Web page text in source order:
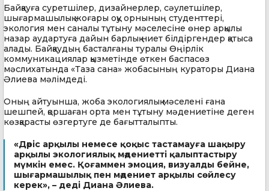
Байқауға суретшілер, дизайнерлер, сәулетшілер,
шығармашылық жоғары оқу орнының студенттері,
экология мен саналы тұтыну мәселесіне өнер арқылы
назар аудартуға дайын барлық ниет білдіргендер қатыса
алады. Байқаудың басталғаны туралы Өңірлік
коммуникациялар қызметінде өткен баспасөз
мәслихатында «Таза сана» жобасының кураторы Диана
Әлиева мәлімдеді.
Оның айтуынша, жоба экологиялық мәселені ғана
шешпей, қоршаған орта мен тұтыну мәдениетіне деген
көзқарасты өзгертуге де бағытталыпты.
«Дәріс арқылы немесе қоқыс тастамауға шақыру
арқылы экологиялық мәдениетті қалыптастыру
мүмкін емес. Қоғаммен эмоция, визуалды бейне,
шығармашылық пен мәдениет арқылы сөйлесу
керек», – деді Диана Әлиева.